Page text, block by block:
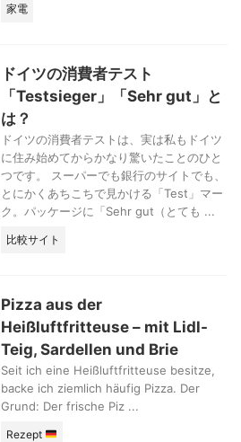
家電
ドイツの消費者テスト
「Testsieger」「Sehr gut」と
は？
ドイツの消費者テストは、実は私もドイツ
に住み始めてからかなり驚いたことのひと
つです。 スーパーでも銀行のサイトでも、
とにかくあちこちで見かける「Test」マー
ク。パッケージに「Sehr gut（とても ...
比較サイト
Pizza aus der
Heißluftfritteuse – mit Lidl-
Teig, Sardellen und Brie
Seit ich eine Heißluftfritteuse besitze,
backe ich ziemlich häufig Pizza. Der
Grund: Der frische Piz ...
Rezept